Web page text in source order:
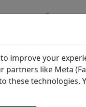
บล็อก วั
รตีนมา
improve your
like Meta
these technologies.